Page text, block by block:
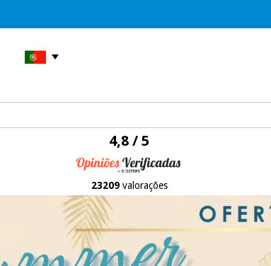
4,8 / 5
23209valorações